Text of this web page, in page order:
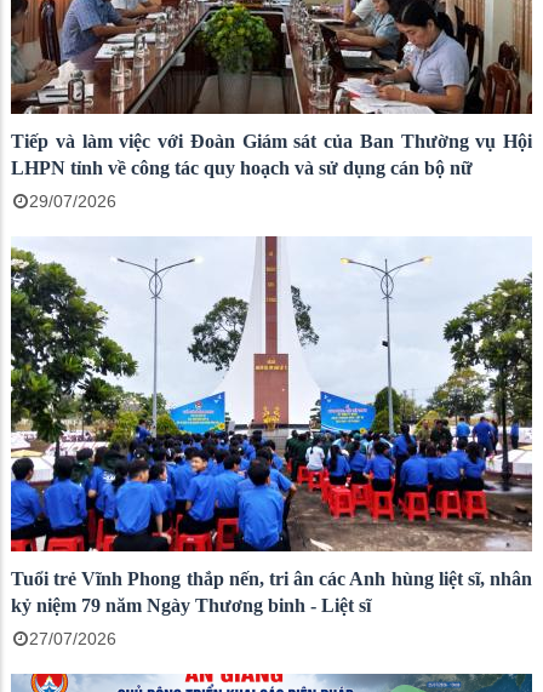
Tiếp và làm việc với Đoàn Giám sát của Ban Thường vụ Hội
LHPN tỉnh về công tác quy hoạch và sử dụng cán bộ nữ
29/07/2026
Tuổi trẻ Vĩnh Phong thắp nến, tri ân các Anh hùng liệt sĩ, nhân
kỷ niệm 79 năm Ngày Thương binh - Liệt sĩ
27/07/2026